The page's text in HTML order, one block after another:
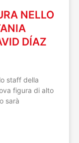
NELLO
DÍAZ
staff della
figura di alto
sarà